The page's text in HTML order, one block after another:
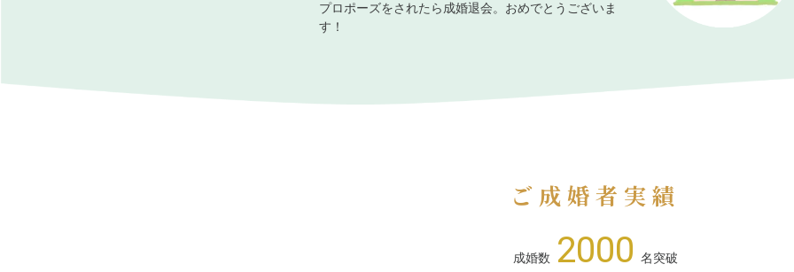
プロポーズをされたら成婚退会。おめでとうございま
す！
ご成婚者実績
成婚数 2000 名突破